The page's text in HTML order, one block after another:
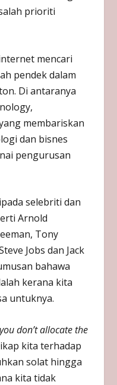
prioriti
mencari
pendek dalam
Di antaranya
membariskan
dan bisnes
pengurusan
selebriti dan
Arnold
Tony
Jobs dan Jack
bahawa
kerana kita
untuknya.
don’t allocate the
kita terhadap
solat hingga
kita tidak